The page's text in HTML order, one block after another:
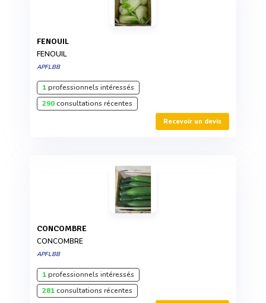
FENOUIL
FENOUIL
APFLBB
1professionnels intéressés
290consultations récentes
Recevoir un devis
CONCOMBRE
CONCOMBRE
APFLBB
1professionnels intéressés
281consultations récentes